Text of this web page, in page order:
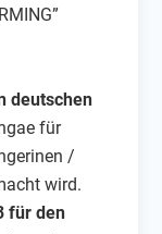
deutschen
für
/
wird.
für den